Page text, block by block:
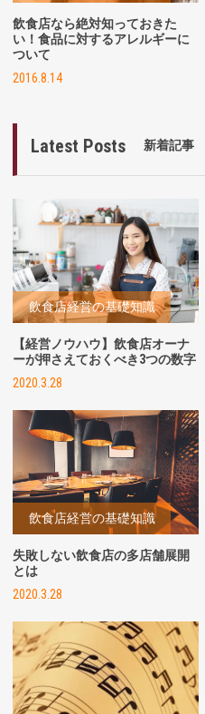
飲食店なら絶対知っておきた
い！食品に対するアレルギーに
ついて
2016.8.14
Latest Posts 新着記事
飲食店経営の基礎知識
【経営ノウハウ】飲食店オーナ
ーが押さえておくべき3つの数字
2020.3.28
飲食店経営の基礎知識
失敗しない飲食店の多店舗展開
とは
2020.3.28